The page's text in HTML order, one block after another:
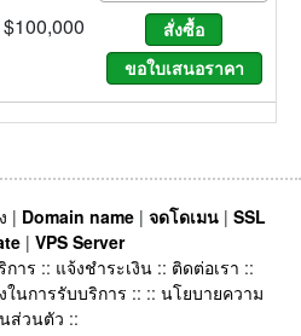
$100,000
| Domain name | จดโดเมน | SSL
| VPS Server
การ :: แจ้งชำระเงิน :: ติดต่อเรา ::
ในการรับบริการ :: :: นโยบายความ
ส่วนตัว ::